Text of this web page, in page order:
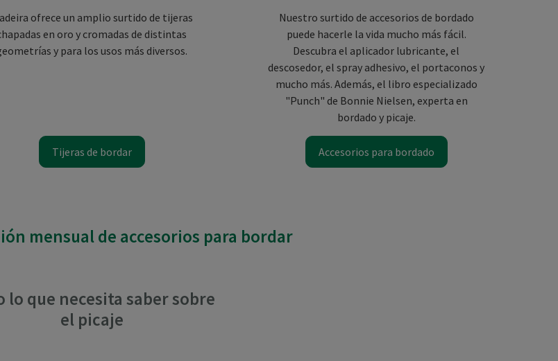
ofrece un amplio surtido de tijeras
en oro y cromadas de distintas
y para los usos más diversos.
Tijeras de bordar
Nuestro surtido de accesorios de bordado
puede hacerle la vida mucho más fácil.
Descubra el aplicador lubricante, el
descosedor, el spray adhesivo, el portaconos y
mucho más. Además, el libro especializado
"Punch" de Bonnie Nielsen, experta en
bordado y picaje.
Accesorios para bordado
mensual de accesorios para bordar
lo que necesita saber sobre
el picaje